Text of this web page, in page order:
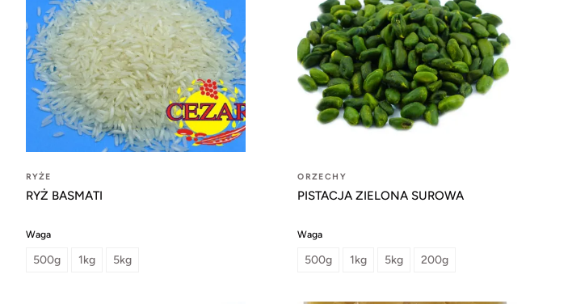
RYŻE
RYŻ BASMATI
Waga
500g 1kg 5kg
ORZECHY
PISTACJA ZIELONA SUROWA
Waga
500g 1kg 5kg 200g